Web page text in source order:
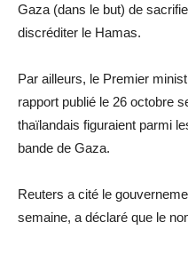
Gaza (dans le but) de
discréditer le Hamas.
Par ailleurs, le Premier
rapport publié le 26 octobre
thaïlandais figuraient parmi
bande de Gaza.
Reuters a cité le
semaine, a déclaré que le